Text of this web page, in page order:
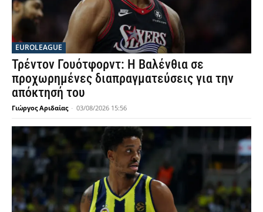
EUROLEAGUE
Τρέντον Γουότφορντ: Η Βαλένθια σε
προχωρημένες διαπραγματεύσεις για την
απόκτησή του
Γιώργος Αριδαίας - 03/08/2026 15:56